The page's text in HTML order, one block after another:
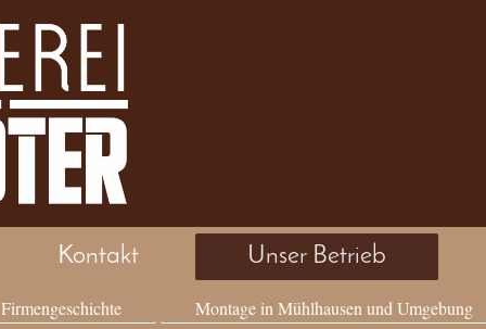
Kontakt Unser Betrieb
Firmengeschichte Montage in Mühlhausen und Umgebung